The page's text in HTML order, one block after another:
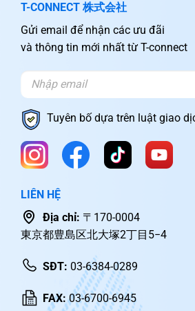
T-CONNECT 株式会社
Gửi email để nhận các ưu đãi
và thông tin mới nhất từ T-connect
Tuyên bố dựa trên luật giao
LIÊN HỆ
Địa chỉ: 〒170-0004
東京都豊島区北大塚2丁目5−4
SĐT: 03-6384-0289
FAX:03-6700-6945